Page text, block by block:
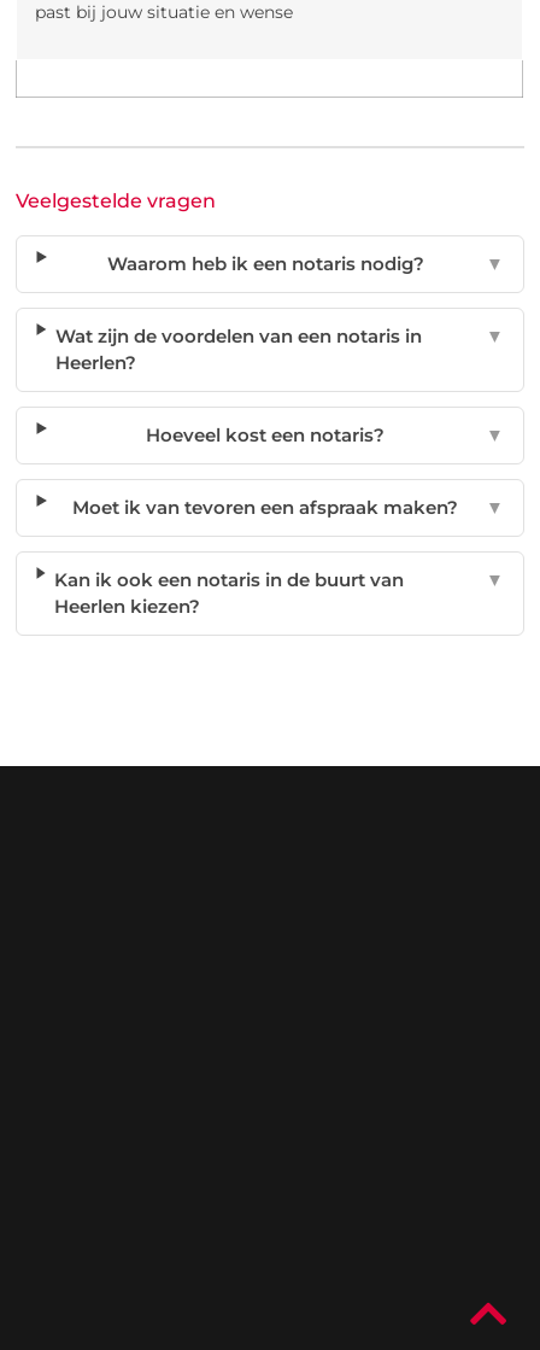
past bij jouw situatie en wense
Veelgestelde vragen
Waarom heb ik een notaris nodig? ▼
Wat zijn de voordelen van een notaris in
Heerlen?
▼
Hoeveel kost een notaris? ▼
Moet ik van tevoren een afspraak maken? ▼
Kan ik ook een notaris in de buurt van
Heerlen kiezen?
▼